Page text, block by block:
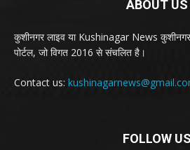
ABOUT US
कुशीनगर लाइव या Kushinagar News
पोर्टल, जो विगत 2016 से संचलित है।
Contact us:
FOLLOW US